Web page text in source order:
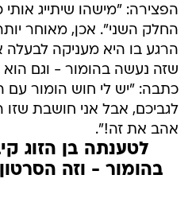
הפצירה: "מישהו שיתייג
החלק השני". אכן, מאוחר
הרגע בו היא מעניקה
שזה נעשה בהומור - וגם
כתבה: "יש לי חוש הומור עם
לגביכם, אבל אני חושבת
אהב את זה!".
לטענתה בן הזוג
בהומור - וזה